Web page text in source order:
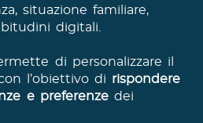
situazione familiare,
digitali.
di personalizzare il
l’obiettivo di rispondere
e preferenzedei